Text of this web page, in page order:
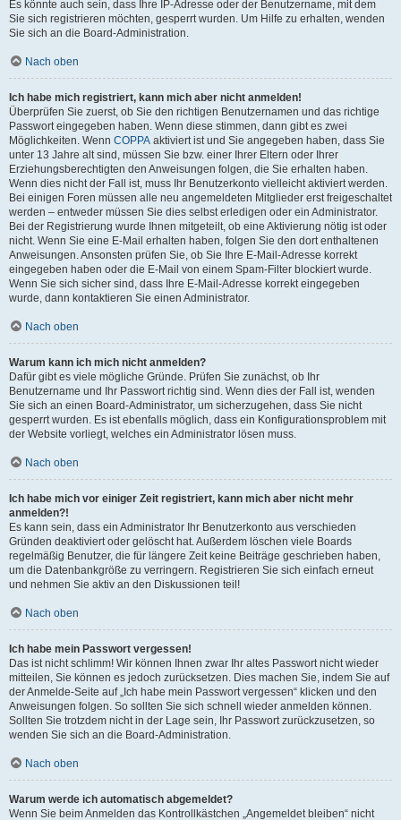
Es könnte auch sein, dass Ihre IP-Adresse oder der Benutzername, mit dem
Sie sich registrieren möchten, gesperrt wurden. Um Hilfe zu erhalten, wenden
Sie sich an die Board-Administration.
Nach oben
Ich habe mich registriert, kann mich aber nicht anmelden!
Überprüfen Sie zuerst, ob Sie den richtigen Benutzernamen und das richtige
Passwort eingegeben haben. Wenn diese stimmen, dann gibt es zwei
Möglichkeiten. Wenn COPPA aktiviert ist und Sie angegeben haben, dass Sie
unter 13 Jahre alt sind, müssen Sie bzw. einer Ihrer Eltern oder Ihrer
Erziehungsberechtigten den Anweisungen folgen, die Sie erhalten haben.
Wenn dies nicht der Fall ist, muss Ihr Benutzerkonto vielleicht aktiviert werden.
Bei einigen Foren müssen alle neu angemeldeten Mitglieder erst freigeschaltet
werden – entweder müssen Sie dies selbst erledigen oder ein Administrator.
Bei der Registrierung wurde Ihnen mitgeteilt, ob eine Aktivierung nötig ist oder
nicht. Wenn Sie eine E-Mail erhalten haben, folgen Sie den dort enthaltenen
Anweisungen. Ansonsten prüfen Sie, ob Sie Ihre E-Mail-Adresse korrekt
eingegeben haben oder die E-Mail von einem Spam-Filter blockiert wurde.
Wenn Sie sich sicher sind, dass Ihre E-Mail-Adresse korrekt eingegeben
wurde, dann kontaktieren Sie einen Administrator.
Nach oben
Warum kann ich mich nicht anmelden?
Dafür gibt es viele mögliche Gründe. Prüfen Sie zunächst, ob Ihr
Benutzername und Ihr Passwort richtig sind. Wenn dies der Fall ist, wenden
Sie sich an einen Board-Administrator, um sicherzugehen, dass Sie nicht
gesperrt wurden. Es ist ebenfalls möglich, dass ein Konfigurationsproblem mit
der Website vorliegt, welches ein Administrator lösen muss.
Nach oben
Ich habe mich vor einiger Zeit registriert, kann mich aber nicht mehr
anmelden?!
Es kann sein, dass ein Administrator Ihr Benutzerkonto aus verschieden
Gründen deaktiviert oder gelöscht hat. Außerdem löschen viele Boards
regelmäßig Benutzer, die für längere Zeit keine Beiträge geschrieben haben,
um die Datenbankgröße zu verringern. Registrieren Sie sich einfach erneut
und nehmen Sie aktiv an den Diskussionen teil!
Nach oben
Ich habe mein Passwort vergessen!
Das ist nicht schlimm! Wir können Ihnen zwar Ihr altes Passwort nicht wieder
mitteilen, Sie können es jedoch zurücksetzen. Dies machen Sie, indem Sie auf
der Anmelde-Seite auf „Ich habe mein Passwort vergessen“ klicken und den
Anweisungen folgen. So sollten Sie sich schnell wieder anmelden können.
Sollten Sie trotzdem nicht in der Lage sein, Ihr Passwort zurückzusetzen, so
wenden Sie sich an die Board-Administration.
Nach oben
Warum werde ich automatisch abgemeldet?
Wenn Sie beim Anmelden das Kontrollkästchen „Angemeldet bleiben“ nicht